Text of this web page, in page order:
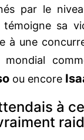
par le
témoigne sa
à une
ou encore
à